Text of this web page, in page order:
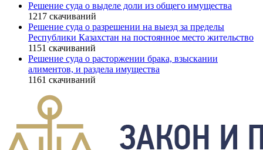
Решение суда о выделе доли из общего имущества
1217 скачиваний
Решение суда о разрешении на выезд за пределы
Республики Казахстан на постоянное место жительство
1151 скачиваний
Решение суда о расторжении брака, взыскании
алиментов, и раздела имущества
1161 скачиваний